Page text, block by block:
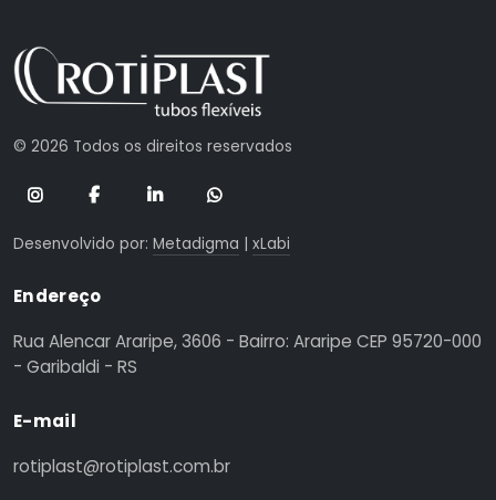
© 2026 Todos os direitos reservados
Desenvolvido por: Metadigma | xLabi
Endereço
Rua Alencar Araripe, 3606 - Bairro: Araripe CEP 95720-000
- Garibaldi - RS
E-mail
rotiplast@rotiplast.com.br